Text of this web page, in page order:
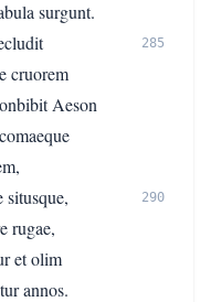
surgunt.
285
cruorem
Aeson
situsque,
290
rugae,
et olim
annos.